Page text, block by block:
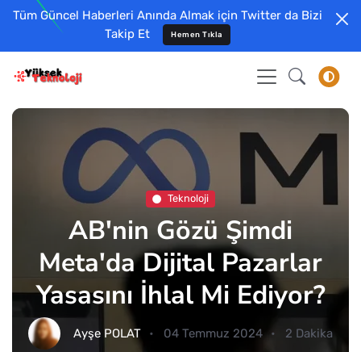
Tüm Güncel Haberleri Anında Almak için Twitter da Bizi
Takip Et
Hemen Tıkla
Teknoloji
AB'nin Gözü Şimdi
Meta'da Dijital Pazarlar
Yasasını İhlal Mi Ediyor?
Ayşe POLAT 04 Temmuz 2024 2 Dakika